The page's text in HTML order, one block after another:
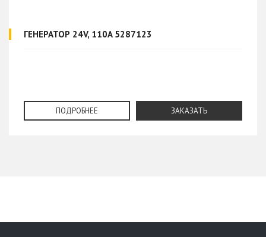
ГЕНЕРАТОР 24V, 110A 5287123
ПОДРОБНЕЕ ЗАКАЗАТЬ